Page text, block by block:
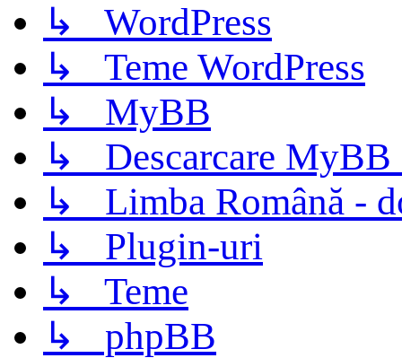
↳ WordPress
↳ Teme WordPress
↳ MyBB
↳ Descarcare MyBB
↳ Limba Română -
↳ Plugin-uri
↳ Teme
↳ phpBB